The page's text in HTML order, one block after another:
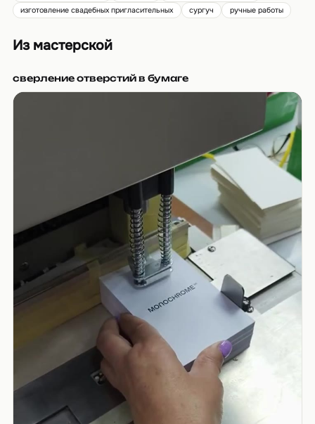
изготовление свадебных пригласительных
сургуч ручные работы
Из мастерской
сверление отверстий в бумаге